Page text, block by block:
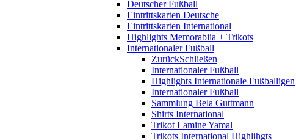
Deutscher Fußball
Eintrittskarten Deutsche
Eintrittskarten International
Highlights Memorabiia + Trikots
Internationaler Fußball
ZurückSchließen
Internationaler Fußball
Highlights Internationale Fußballigen
Internationaler Fußball
Sammlung Bela Guttmann
Shirts International
Trikot Lamine Yamal
Trikots International Highlihgts